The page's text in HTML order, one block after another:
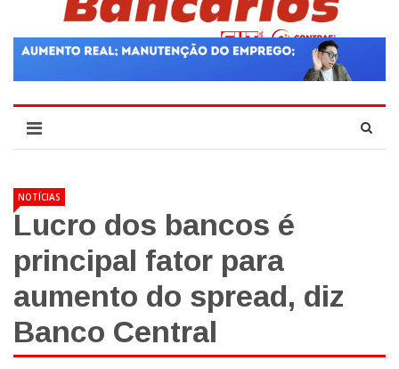
NOTÍCIAS
Lucro dos bancos é
principal fator para
aumento do spread, diz
Banco Central